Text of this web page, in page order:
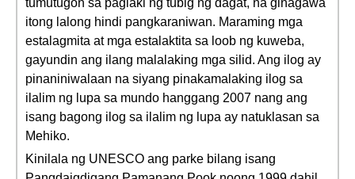
tumutugon sa paglaki ng tubig ng dagat, na ginagawa
itong lalong hindi pangkaraniwan. Maraming mga
estalagmita at mga estalaktita sa loob ng kuweba,
gayundin ang ilang malalaking mga silid. Ang ilog ay
pinaniniwalaan na siyang pinakamalaking ilog sa
ilalim ng lupa sa mundo hanggang 2007 nang ang
isang bagong ilog sa ilalim ng lupa ay natuklasan sa
Mehiko.
Kinilala ng UNESCO ang parke bilang isang